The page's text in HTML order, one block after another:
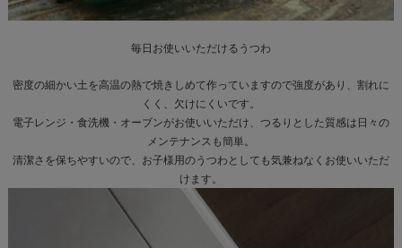
毎日お使いいただけるうつわ
密度の細かい土を高温の熱で焼きしめて作っていますので強度があり、割れに
くく、欠けにくいです。
電子レンジ・食洗機・オーブンがお使いいただけ、つるりとした質感は日々の
メンテナンスも簡単。
清潔さを保ちやすいので、お子様用のうつわとしても気兼ねなくお使いいただ
けます。